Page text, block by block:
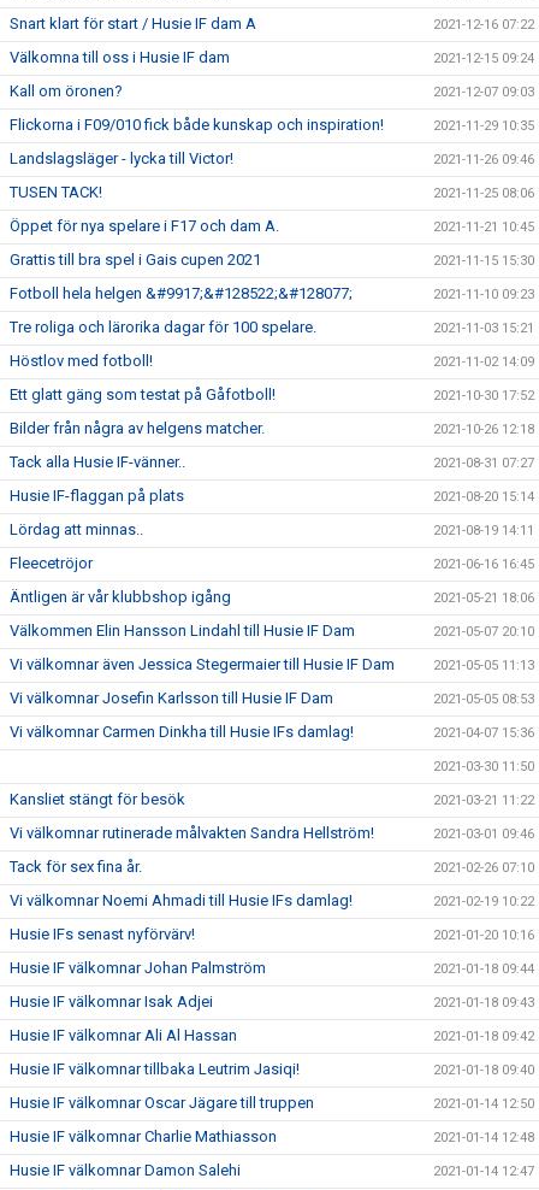
Snart klart för start / Husie IF dam A 2021-12-16 07:22
Välkomna till oss i Husie IF dam 2021-12-15 09:24
Kall om öronen? 2021-12-07 09:03
Flickorna i F09/010 fick både kunskap och inspiration! 2021-11-29 10:35
Landslagsläger - lycka till Victor! 2021-11-26 09:46
TUSEN TACK! 2021-11-25 08:06
Öppet för nya spelare i F17 och dam A. 2021-11-21 10:45
Grattis till bra spel i Gais cupen 2021 2021-11-15 15:30
Fotboll hela helgen &#9917;&#128522;&#128077; 2021-11-10 09:23
Tre roliga och lärorika dagar för 100 spelare. 2021-11-03 15:21
Höstlov med fotboll! 2021-11-02 14:09
Ett glatt gäng som testat på Gåfotboll! 2021-10-30 17:52
Bilder från några av helgens matcher. 2021-10-26 12:18
Tack alla Husie IF-vänner.. 2021-08-31 07:27
Husie IF-flaggan på plats 2021-08-20 15:14
Lördag att minnas.. 2021-08-19 14:11
Fleecetröjor 2021-06-16 16:45
Äntligen är vår klubbshop igång 2021-05-21 18:06
Välkommen Elin Hansson Lindahl till Husie IF Dam 2021-05-07 20:10
Vi välkomnar även Jessica Stegermaier till Husie IF Dam 2021-05-05 11:13
Vi välkomnar Josefin Karlsson till Husie IF Dam 2021-05-05 08:53
Vi välkomnar Carmen Dinkha till Husie IFs damlag! 2021-04-07 15:36
2021-03-30 11:50
Kansliet stängt för besök 2021-03-21 11:22
Vi välkomnar rutinerade målvakten Sandra Hellström! 2021-03-01 09:46
Tack för sex fina år. 2021-02-26 07:10
Vi välkomnar Noemi Ahmadi till Husie IFs damlag! 2021-02-19 10:22
Husie IFs senast nyförvärv! 2021-01-20 10:16
Husie IF välkomnar Johan Palmström 2021-01-18 09:44
Husie IF välkomnar Isak Adjei 2021-01-18 09:43
Husie IF välkomnar Ali Al Hassan 2021-01-18 09:42
Husie IF välkomnar tillbaka Leutrim Jasiqi! 2021-01-18 09:40
Husie IF välkomnar Oscar Jägare till truppen 2021-01-14 12:50
Husie IF välkomnar Charlie Mathiasson 2021-01-14 12:48
Husie IF välkomnar Damon Salehi 2021-01-14 12:47